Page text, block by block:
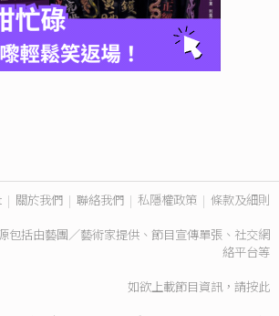
| 關於我們 | 聯絡我們 | 私隱權政策 | 條款及細則
包括由藝團／藝術家提供、節目宣傳單張、社交網
絡平台等
如欲上載節目資訊，請按此